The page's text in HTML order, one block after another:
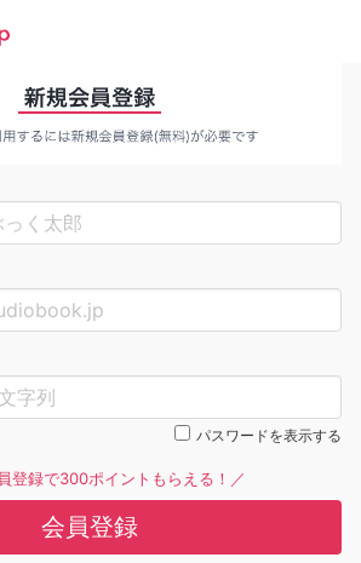
パスワードを表示する
登録で300ポイントもらえる！／
会員登録